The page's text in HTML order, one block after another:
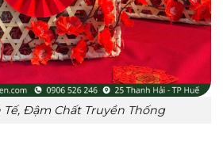
Tế, Đậm Chất Truyền Thống